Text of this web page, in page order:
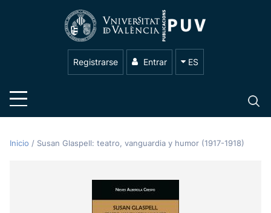
Registrarse Entrar ES
Inicio / Susan Glaspell: teatro, vanguardia y humor (1917-1918)